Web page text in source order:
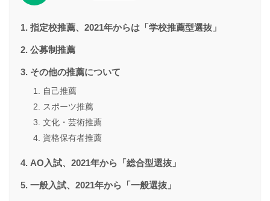
指定校推薦、2021年からは「学校推薦型選抜」
公募制推薦
その他の推薦について
自己推薦
スポーツ推薦
文化・芸術推薦
資格保有者推薦
AO入試、2021年から「総合型選抜」
一般入試、2021年から「一般選抜」